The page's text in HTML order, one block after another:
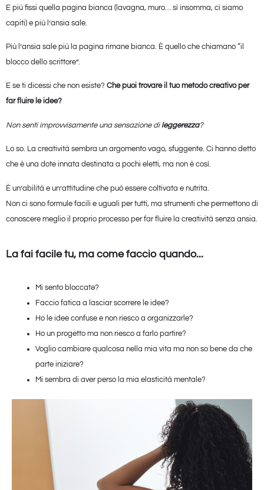
E più fissi quella pagina bianca (lavagna, muro… sì insomma, ci siamo
capiti) e più l’ansia sale.
Più l’ansia sale più la pagina rimane bianca. È quello che chiamano “il
blocco dello scrittore”.
E se ti dicessi che non esiste? Che puoi trovare il tuo metodo creativo per
far fluire le idee?
Non senti improvvisamente una sensazione di leggerezza?
Lo so. La creatività sembra un argomento vago, sfuggente. Ci hanno detto
che è una dote innata destinata a pochi eletti, ma non è così.
È un’abilità e un’attitudine che può essere coltivata e nutrita.
Non ci sono formule facili e uguali per tutti, ma strumenti che permettono di
conoscere meglio il proprio processo per far fluire la creatività senza ansia.
La fai facile tu, ma come faccio quando...
Mi sento bloccatə?
Faccio fatica a lasciar scorrere le idee?
Ho le idee confuse e non riesco a organizzarle?
Ho un progetto ma non riesco a farlo partire?
Voglio cambiare qualcosa nella mia vita ma non so bene da che
parte iniziare?
Mi sembra di aver perso la mia elasticità mentale?